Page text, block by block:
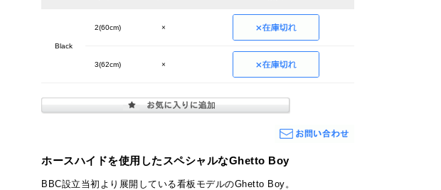
Black
2(60cm) ×
3(62cm) ×
ホースハイドを使用したスペシャルなGhetto Boy
BBC設立当初より展開している看板モデルのGhetto Boy。